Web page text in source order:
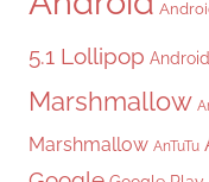
5.1 Lollipop
Marshmallow
Marshmallow AnTuTu